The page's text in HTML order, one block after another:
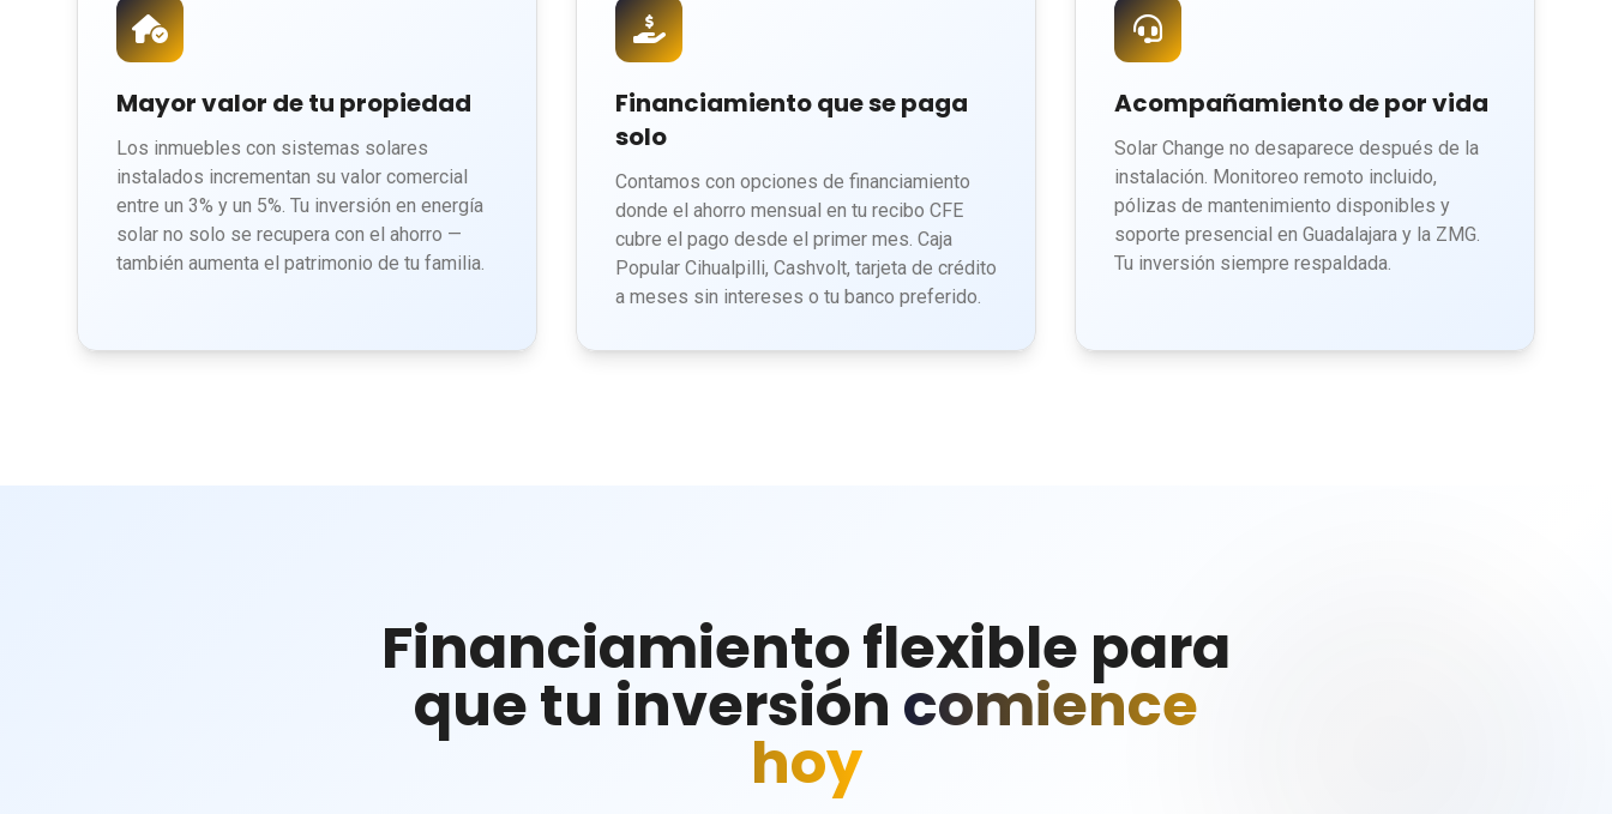
Mayor valor de tu propiedad
Los inmuebles con sistemas solares
instalados incrementan su valor comercial
entre un 3% y un 5%. Tu inversión en energía
solar no solo se recupera con el ahorro —
también aumenta el patrimonio de tu familia.
Financiamiento que se paga
solo
Contamos con opciones de financiamiento
donde el ahorro mensual en tu recibo CFE
cubre el pago desde el primer mes. Caja
Popular Cihualpilli, Cashvolt, tarjeta de crédito
a meses sin intereses o tu banco preferido.
Acompañamiento de por vida
Solar Change no desaparece después de la
instalación. Monitoreo remoto incluido,
pólizas de mantenimiento disponibles y
soporte presencial en Guadalajara y la ZMG.
Tu inversión siempre respaldada.
Financiamiento flexible para
que tu inversión comience
hoy